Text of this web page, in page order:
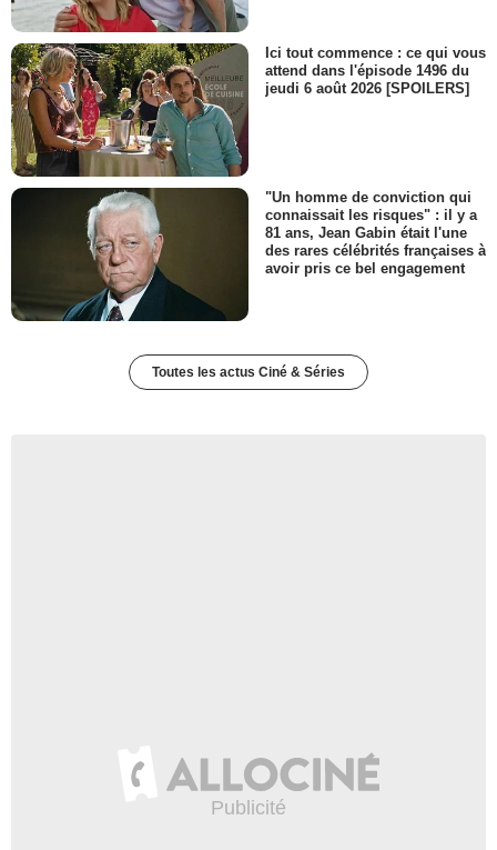
Ici tout commence : ce qui vous
attend dans l'épisode 1496 du
jeudi 6 août 2026 [SPOILERS]
"Un homme de conviction qui
connaissait les risques" : il y a
81 ans, Jean Gabin était l'une
des rares célébrités françaises à
avoir pris ce bel engagement
Toutes les actus Ciné & Séries